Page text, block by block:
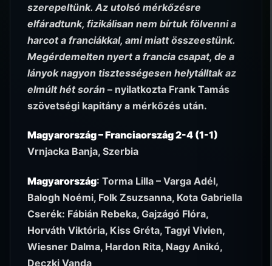
szerepeltünk. Az utolsó mérkőzésre
elfáradtunk, fizikálisan nem bírtuk fölvenni a
harcot a franciákkal, ami miatt összeestünk.
Megérdemelten nyert a francia csapat, de a
lányok nagyon tisztességesen helytálltak az
elmúlt hét során – nyilatkozta Frank Tamás
szövetségi kapitány a mérkőzés után.
Magyarország – Franciaország 2-4 (1-1)
Vrnjacka Banja, Szerbia
Magyarország: Torma Lilla – Varga Adél,
Balogh Noémi, Folk Zsuzsanna, Kota Gabriella
Cserék: Fábián Rebeka, Gajzágó Flóra,
Horváth Viktória, Kiss Gréta, Tagyi Vivien,
Wiesner Dalma, Hardon Rita, Nagy Anikó,
Deczki Vanda